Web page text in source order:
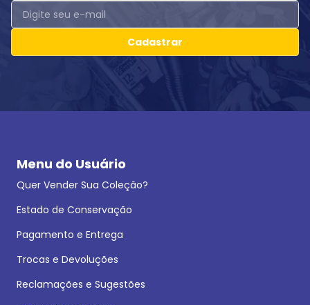
Cadastrar
Menu do Usuário
Quer Vender Sua Coleção?
Estado de Conservação
Pagamento e Entrega
Trocas e Devoluções
Reclamações e Sugestões